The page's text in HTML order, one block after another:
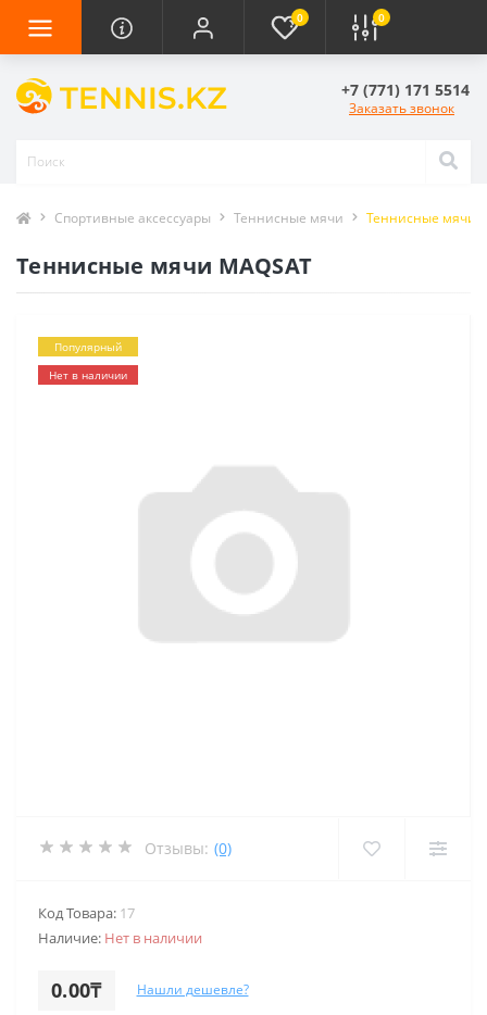
0 0
+7 (771) 171 5514
Заказать звонок
Спортивные аксессуары Теннисные мячи Теннисные мячи
Теннисные мячи MAQSAT
Популярный
Нет в наличии
Отзывы: (0)
Код Товара: 17
Наличие: Нет в наличии
0.00₸ Нашли дешевле?